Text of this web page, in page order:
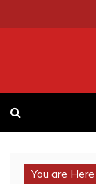
to
You are Here